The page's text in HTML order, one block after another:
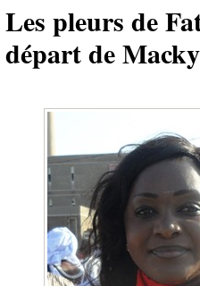
Les pleurs de
départ de Macky